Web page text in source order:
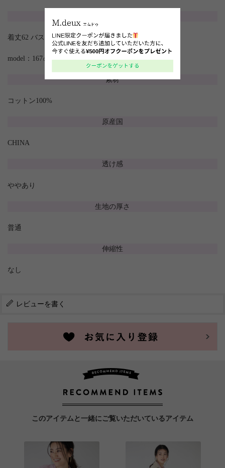
着丈62 バスト140 肩幅65 袖丈45.5
model：167㎝
素材
コットン100%
原産国
CHINA
透け感
ややあり
生地の厚さ
普通
伸縮性
なし
レビューを書く
このアイテムと一緒にご覧いただいているアイテム